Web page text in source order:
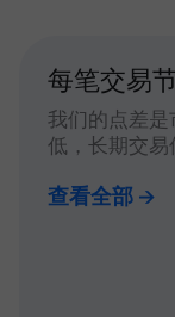
每笔交易
我们的点差是
低，长期交易
查看全部